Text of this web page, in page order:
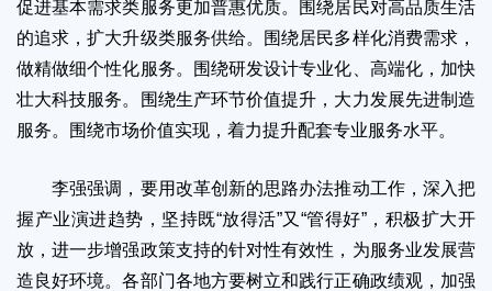
促进基本需求类服务更加普惠优质。围绕居民对高品质生活
的追求，扩大升级类服务供给。围绕居民多样化消费需求，
做精做细个性化服务。围绕研发设计专业化、高端化，加快
壮大科技服务。围绕生产环节价值提升，大力发展先进制造
服务。围绕市场价值实现，着力提升配套专业服务水平。
李强强调，要用改革创新的思路办法推动工作，深入把
握产业演进趋势，坚持既“放得活”又“管得好”，积极扩大开
放，进一步增强政策支持的针对性有效性，为服务业发展营
造良好环境。各部门各地方要树立和践行正确政绩观，加强